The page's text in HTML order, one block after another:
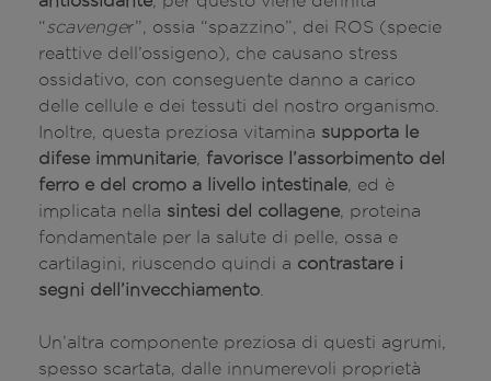
“scavenger”, ossia “spazzino”, dei ROS (specie
reattive dell’ossigeno), che causano stress
ossidativo, con conseguente danno a carico
delle cellule e dei tessuti del nostro organismo.
Inoltre, questa preziosa vitamina supporta le
difese immunitarie favorisce l’assorbimento del
ferro e del cromo a livello intestinale , ed è
implicata nella sintesi del collagene , proteina
fondamentale per la salute di pelle, ossa e
cartilagini, riuscendo quindi a contrastare i
segni dell’invecchiamento
Un’altra componente preziosa di questi agrumi,
spesso scartata, dalle innumerevoli proprietà